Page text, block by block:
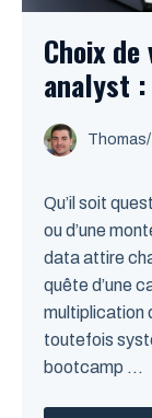
Choix
analyst
Thomas/
Qu’il soit
ou d’une
data attire
quête d’une
multiplication
toutefois
bootcamp ...